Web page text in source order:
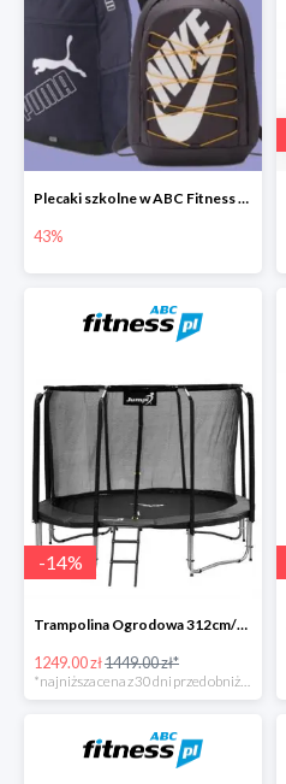
Plecaki szkolne w ABC Fitness -43%
43%
-14%
Trampolina Ogrodowa 312cm/10FT Czarna z Wewnętrzną Siatką
1249.00 zł1449.00 zł*
*najniższa cena z 30 dni przed obniżką